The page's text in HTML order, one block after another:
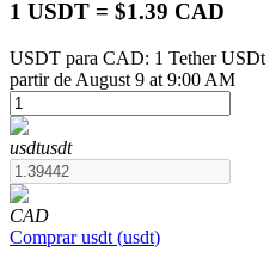
Futuros de USDT
1 USDT = $1.39 CAD
USDT para CAD: 1 Tether USDt
partir de August 9 at 9:00 AM
usdtusdt
CAD
Comprar usdt (usdt)